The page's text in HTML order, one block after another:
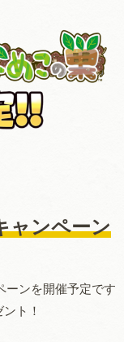
ャンペーン
ーンを開催予定です
ト！